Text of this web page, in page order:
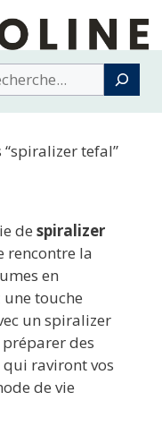
tefal”
de spiralizer
rencontre la
en
touche
un spiralizer
des
raviront vos
de vie